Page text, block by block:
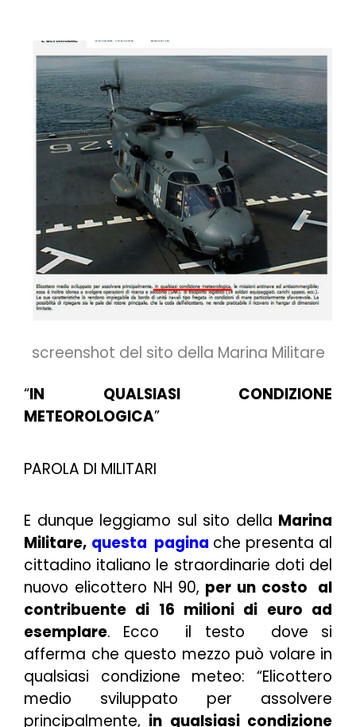
screenshot del sito della Marina Militare
“IN QUALSIASI CONDIZIONE
METEOROLOGICA”
PAROLA DI MILITARI
E dunque leggiamo sul sito della Marina
Militare, questa pagina che presenta al
cittadino italiano le straordinarie doti del
nuovo elicottero NH 90, per un costo al
contribuente di 16 milioni di euro ad
esemplare. Ecco il testo dove si
afferma che questo mezzo può volare in
qualsiasi condizione meteo: “Elicottero
medio sviluppato per assolvere
principalmente, in qualsiasi condizione